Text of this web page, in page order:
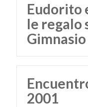
Eudorito
le regalo
Gimnasio
2001